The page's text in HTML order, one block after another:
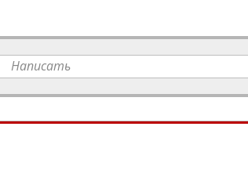
Написать